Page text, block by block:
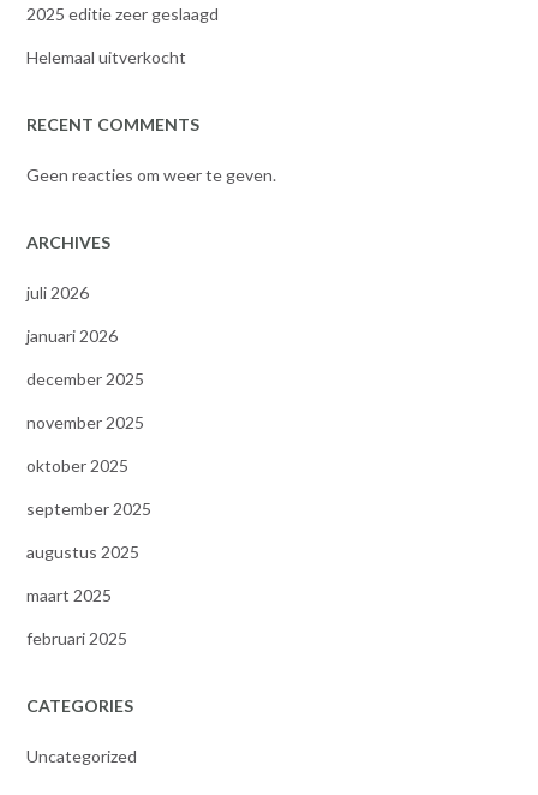
2025 editie zeer geslaagd
Helemaal uitverkocht
RECENT COMMENTS
Geen reacties om weer te geven.
ARCHIVES
juli 2026
januari 2026
december 2025
november 2025
oktober 2025
september 2025
augustus 2025
maart 2025
februari 2025
CATEGORIES
Uncategorized